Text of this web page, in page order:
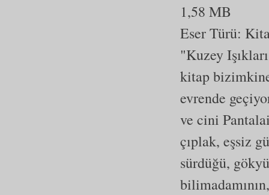
1,58 MB
Eser Türü:
"Kuzey
kitap
evrende
ve cini
çıplak, eşsiz
sürdüğü,